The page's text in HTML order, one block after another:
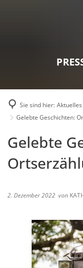
Sie sind hier: Aktuelles
Gelebte Geschichten:
Gelebte
2. Dezember 2022 von